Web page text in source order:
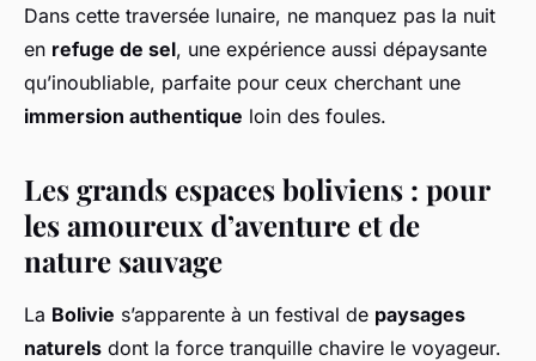
Dans cette traversée lunaire, ne manquez pas la nuit
en refuge de sel, une expérience aussi dépaysante
qu’inoubliable, parfaite pour ceux cherchant une
immersion authentique loin des foules.
Les grands espaces boliviens : pour
les amoureux d’aventure et de
nature sauvage
La Bolivie s’apparente à un festival de paysages
naturels dont la force tranquille chavire le voyageur.